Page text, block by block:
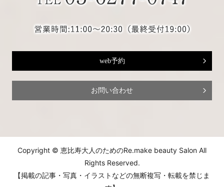
web予約
お問い合わせ
Copyright © 恵比寿大人のためのRe.make beauty Salon All
Rights Reserved.
【掲載の記事・写真・イラストなどの無断複写・転載を禁じま